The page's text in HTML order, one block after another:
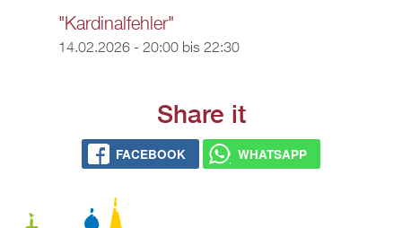
"Kardinalfehler"
14.02.2026 - 20:00bis 22:30
Share it
FACEBOOK WHATSAPP